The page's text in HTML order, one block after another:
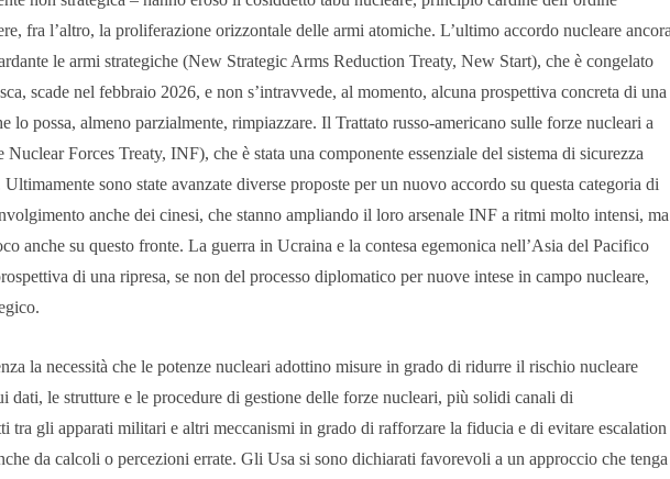
fra l’altro, la proliferazione orizzontale delle armi atomiche. L’ultimo accordo nucleare ancora
le armi strategiche (New Strategic Arms Reduction Treaty, New Start), che è congelato
scade nel febbraio 2026, e non s’intravvede, al momento, alcuna prospettiva concreta di una
lo possa, almeno parzialmente, rimpiazzare. Il Trattato russo-americano sulle forze nucleari a
Forces Treaty, INF), che è stata una componente essenziale del sistema di sicurezza
sono state avanzate diverse proposte per un nuovo accordo su questa categoria di
anche dei cinesi, che stanno ampliando il loro arsenale INF a ritmi molto intensi, ma
anche su questo fronte. La guerra in Ucraina e la contesa egemonica nell’Asia del Pacifico
di una ripresa, se non del processo diplomatico per nuove intese in campo nucleare,
la necessità che le potenze nucleari adottino misure in grado di ridurre il rischio nucleare
dati, le strutture e le procedure di gestione delle forze nucleari, più solidi canali di
tra gli apparati militari e altri meccanismi in grado di rafforzare la fiducia e di evitare escalation
da calcoli o percezioni errate. Gli Usa si sono dichiarati favorevoli a un approccio che tenga